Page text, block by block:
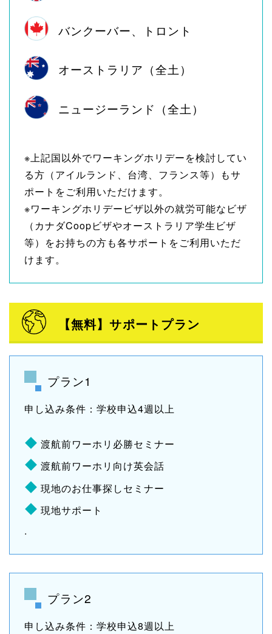
バンクーバー、トロント
オーストラリア（全土）
ニュージーランド（全土）
※上記国以外でワーキングホリデーを検討してい
る方（アイルランド、台湾、フランス等）もサ
ポートをご利用いただけます。
※ワーキングホリデービザ以外の就労可能なビザ
（カナダCoopビザやオーストラリア学生ビザ
等）をお持ちの方も各サポートをご利用いただ
けます。
【無料】サポートプラン
プラン1
申し込み条件：学校申込4週以上
渡航前ワーホリ必勝セミナー
渡航前ワーホリ向け英会話
現地のお仕事探しセミナー
現地サポート
.
プラン2
申し込み条件：学校申込8週以上